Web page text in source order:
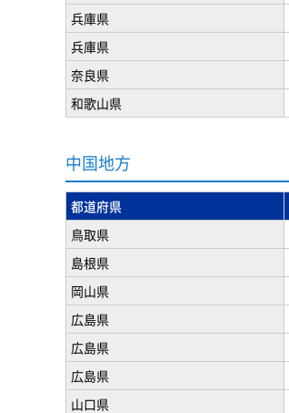
兵庫県
兵庫県
奈良県
和歌山県
中国地方
都道府県
鳥取県
島根県
岡山県
広島県
広島県
広島県
山口県